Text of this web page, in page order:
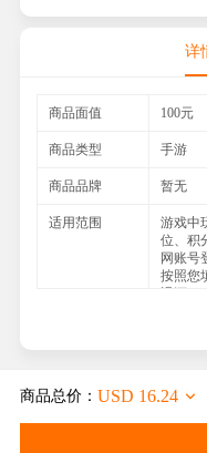
详
商品面值 100元
商品类型 手游
商品品牌 暂无
适用范围
游戏中
位、积
网账号
按照您
自动充
注意事项
1.请填
及时联
您遇
商品总价： USD 16.24